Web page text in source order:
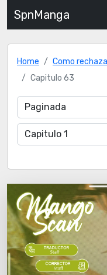
SpnManga
Home
Como
Capitulo 63